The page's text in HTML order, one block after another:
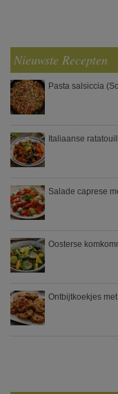
Nieuwste Recepten
Pasta salsiccia
Italiaanse
Salade caprese
Oosterse
Ontbijtkoekjes